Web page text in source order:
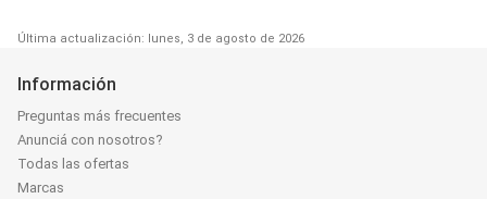
Última actualización: lunes, 3 de agosto de 2026
Información
Preguntas más frecuentes
Anunciá con nosotros?
Todas las ofertas
Marcas